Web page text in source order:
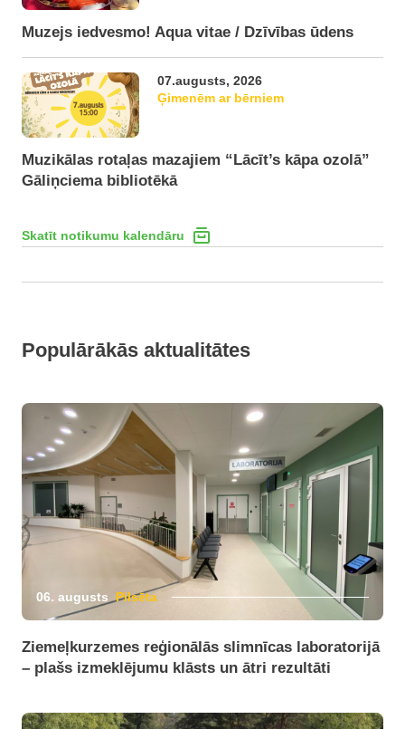
Muzejs iedvesmo! Aqua vitae / Dzīvības ūdens
07.augusts, 2026
Ģimenēm ar bērniem
Muzikālas rotaļas mazajiem “Lācīt’s kāpa ozolā”
Gāliņciema bibliotēkā
Skatīt notikumu kalendāru
Populārākās aktualitātes
06. augusts Pilsēta
Ziemeļkurzemes reģionālās slimnīcas laboratorijā
– plašs izmeklējumu klāsts un ātri rezultāti